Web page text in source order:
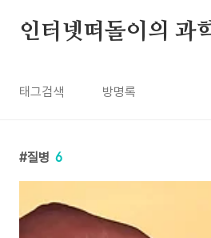
인터넷떠돌이의 과
태그검색 방명록
질병 6